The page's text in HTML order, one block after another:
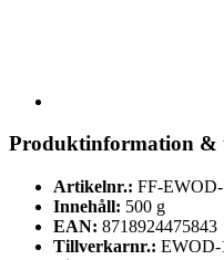
Produktinformation &
Artikelnr.: FF-
Innehåll: 500 g
EAN: 8718924475843
Tillverkarnr.: EWOD-